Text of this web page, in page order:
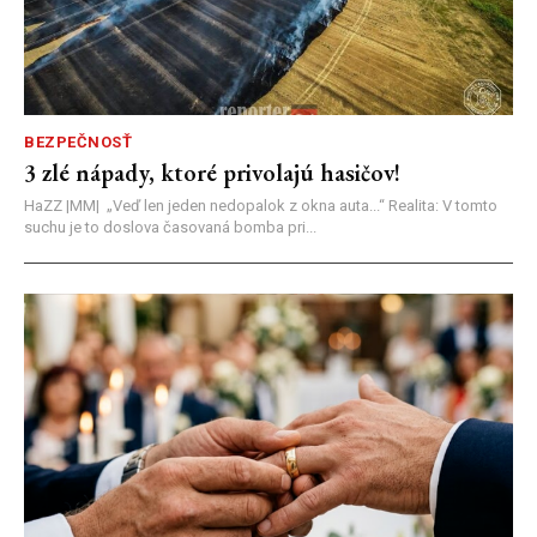
BEZPEČNOSŤ
3 zlé nápady, ktoré privolajú hasičov!
HaZZ |MM| ​„Veď len jeden nedopalok z okna auta...“ ​Realita: V tomto
suchu je to doslova časovaná bomba pri...